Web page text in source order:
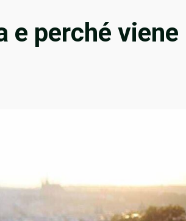
e perché viene